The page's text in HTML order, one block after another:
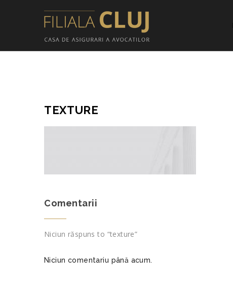
TEXTURE
Comentarii
Niciun răspuns to “texture”
Niciun comentariu până acum.